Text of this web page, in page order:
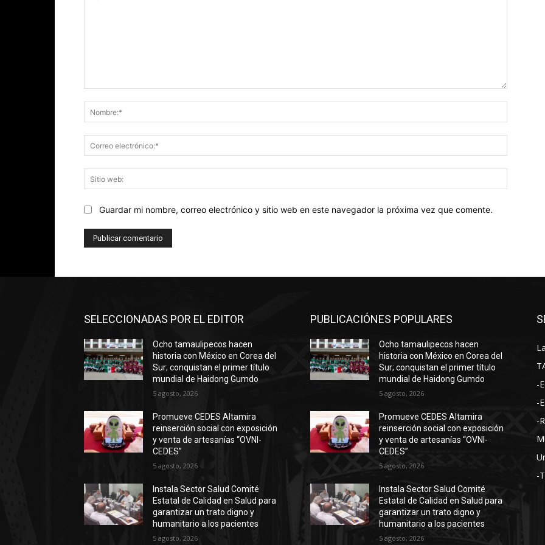
web:
Guardar mi nombre, correo electrónico y sitio web en este navegador la próxima vez que comente.
SELECCIONADAS POR EL EDITOR
Ocho tamaulipecos hacen
historia con México en Corea del
Sur; conquistan el primer título
mundial de Haidong Gumdo
5 agosto, 2026
Promueve CEDES Altamira
reinserción social con exposición
y venta de artesanías “OVNI-
CEDES”
5 agosto, 2026
Instala Sector Salud Comité
Estatal de Calidad en Salud para
garantizar un trato digno y
humanitario a los pacientes
5 agosto, 2026
PUBLICACIÓNES POPULARES
Ocho tamaulipecos hacen
historia con México en Corea del
Sur; conquistan el primer título
mundial de Haidong Gumdo
5 agosto, 2026
Promueve CEDES Altamira
reinserción social con exposición
y venta de artesanías “OVNI-
CEDES”
5 agosto, 2026
Instala Sector Salud Comité
Estatal de Calidad en Salud para
garantizar un trato digno y
humanitario a los pacientes
5 agosto, 2026
-
-
-
-